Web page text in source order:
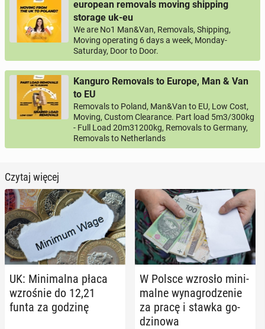
european removals moving shipping
storage uk-eu
We are No1 Man&Van, Removals, Shipping,
Moving operating 6 days a week, Monday-
Saturday, Door to Door.
Kanguro Removals to Europe, Man & Van
to EU
Removals to Poland, Man&Van to EU, Low Cost,
Moving, Custom Clearance. Part load 5m3/300kg
- Full Load 20m31200kg, Removals to Germany,
Removals to Netherlands
Czytaj więcej
UK: Mi­ni­mal­na płaca
wzro­śnie do 12,21
funta za godzinę
W Polsce wzrosło mi­ni­
mal­ne wy­na­gro­dze­nie
za pracę i stawka go­
dzi­no­wa